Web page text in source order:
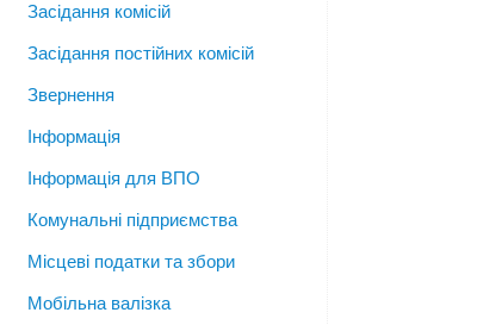
Засідання комісій
Засідання постійних комісій
Звернення
Інформація
Інформація для ВПО
Комунальні підприємства
Місцеві податки та збори
Мобільна валізка